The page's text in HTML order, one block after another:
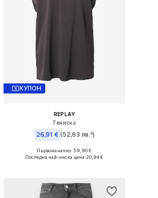
КУПОН
REPLAY
Тениска
26,91 € (52,63 лв.³)
Налични размери: XS, S, M, L
Първоначално: 59,90 €
Последна най-ниска цена:20,94 €